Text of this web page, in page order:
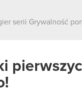
serii Grywalność